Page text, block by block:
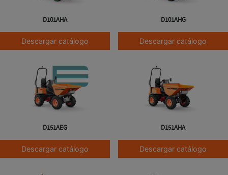
D101AHA
Descargar catálogo
D101AHG
Descargar catálogo
D151AEG
Descargar catálogo
D151AHA
Descargar catálogo